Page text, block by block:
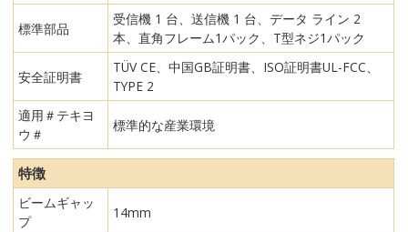
標準部品
受信機 1 台、送信機 1 台、データ ライン 2
本、直角フレーム1パック、T型ネジ1パック
安全証明書
TÜV CE、中国GB証明書、ISO証明書UL-FCC、
TYPE 2
適用＃テキヨ
ウ＃
標準的な産業環境
特徴
ビームギャッ
プ
14mm